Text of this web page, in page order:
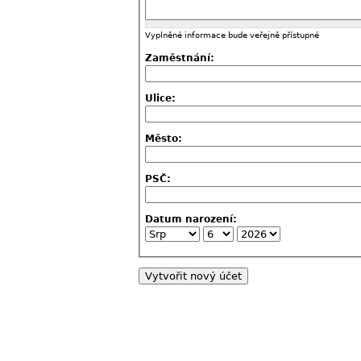
Vyplněné informace bude veřejně přístupné
Zaměstnání:
Ulice:
Město:
PSČ:
Datum narození: